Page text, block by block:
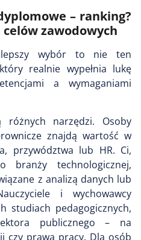
– ranking?
celów zawodowych
wybór to nie ten
realnie wypełnia lukę
a wymaganiami
różnych narzędzi. Osoby
znajdą wartość w
przywództwa lub HR. Ci,
branży technologicznej,
z analizą danych lub
i wychowawcy
studiach pedagogicznych,
publicznego – na
czy prawa pracy. Dla osób